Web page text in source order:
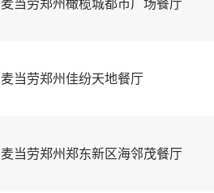
麦当劳郑州橄榄城都市广场餐厅
麦当劳郑州佳纷天地餐厅
麦当劳郑州郑东新区海邻茂餐厅